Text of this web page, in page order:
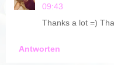
09:43
Thanks a lot =)
Antworten